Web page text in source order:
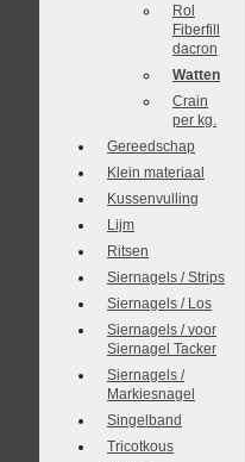
Rol
Fiberfill
dacron
Watten
Crain
per kg.
Gereedschap
Klein materiaal
Kussenvulling
Lijm
Ritsen
Siernagels / Strips
Siernagels / Los
Siernagels / voor
Siernagel Tacker
Siernagels /
Markiesnagel
Singelband
Tricotkous